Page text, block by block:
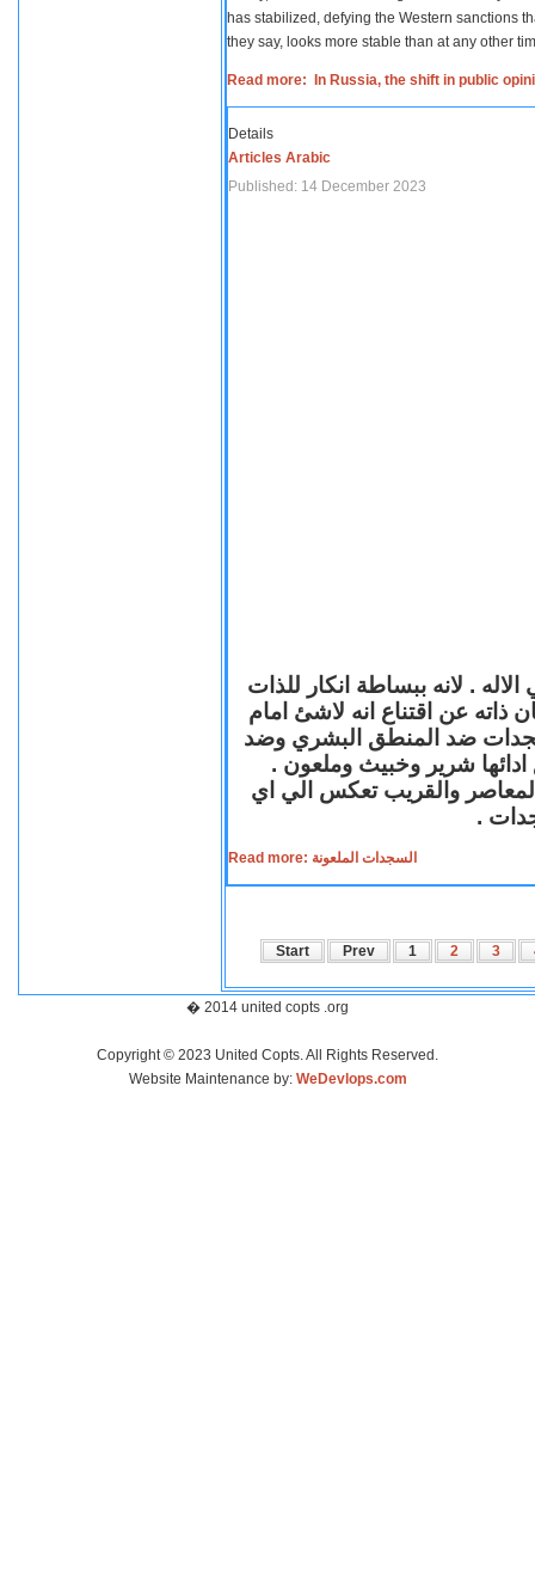
has stabilized, defying the Western sanctions
they say, looks more stable than at any other
Read more: In Russia, the shift in public
Details
Articles Arabic
Published: 14 December 2023
. لانه ببساطة انكار للذات
ذاته عن اقتناع انه لاشئ امام
ضد المنطق البشري وضد
ادائها شرير وخبيث وملعون .
المعاصر والقريب تعكس الي اي
.
Read more: السجدات الملعونة
Start Prev 1 2 3
� 2014 united copts .org
Copyright © 2023 United Copts. All Rights Reserved.
Website Maintenance by: WeDevlops.com